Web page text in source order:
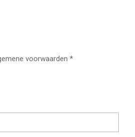
voorwaarden *